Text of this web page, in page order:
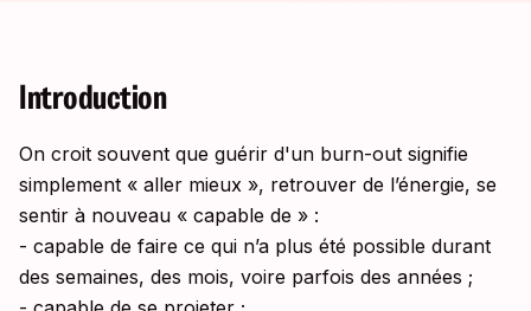
Introduction
On croit souvent que guérir d'un burn-out signifie
simplement « aller mieux », retrouver de l’énergie, se
sentir à nouveau « capable de » :
- capable de faire ce qui n’a plus été possible durant
des semaines, des mois, voire parfois des années ;